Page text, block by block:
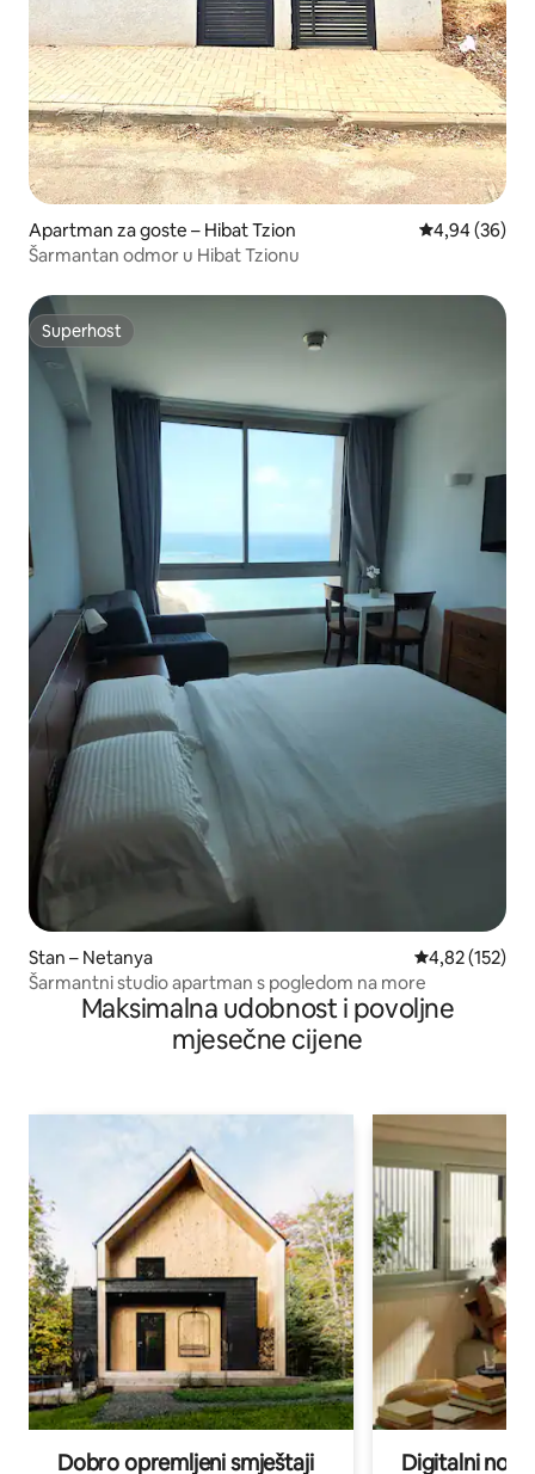
Apartman za goste – Hibat Tzion Prosječna
4,94 (36)
Šarmantan odmor u Hibat Tzionu
Superhost
Superhost
Stan – Netanya Prosječna
4,82 (152)
Šarmantni studio apartman s pogledom na more
Maksimalna udobnost i povoljne
mjesečne cijene
Dobro opremljeni smještaji Digitalni